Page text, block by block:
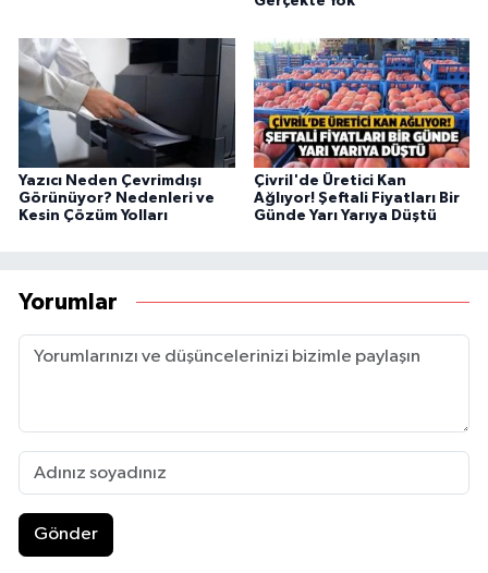
Yazıcı Neden Çevrimdışı
Görünüyor? Nedenleri ve
Kesin Çözüm Yolları
Çivril'de Üretici Kan
Ağlıyor! Şeftali Fiyatları Bir
Günde Yarı Yarıya Düştü
Yorumlar
Gönder